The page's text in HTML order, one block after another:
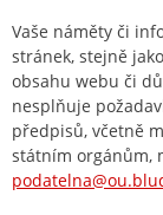
Vaše náměty či
stránek, stejně
obsahu webu či
nesplňuje
předpisů, včetně
státním orgánům,